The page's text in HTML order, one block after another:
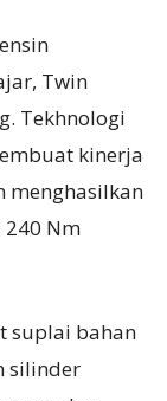
Twin
Tekhnologi
kinerja
menghasilkan
240 Nm
suplai bahan
silinder